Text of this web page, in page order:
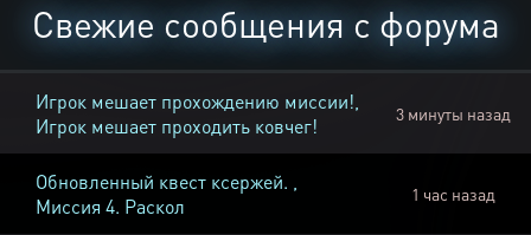
Свежие сообщения с форума
Игрок мешает прохождению миссии!,
Игрок мешает проходить ковчег!
3 минуты назад
Обновленный квест ксержей. ,
Миссия 4. Раскол
1 час назад